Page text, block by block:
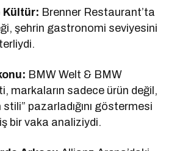
Kültür: Brenner Restaurant’ta
şehrin gastronomi seviyesini
BMW Welt & BMW
markaların sadece ürün değil,
stili” pazarladığını göstermesi
bir vaka analiziydi.